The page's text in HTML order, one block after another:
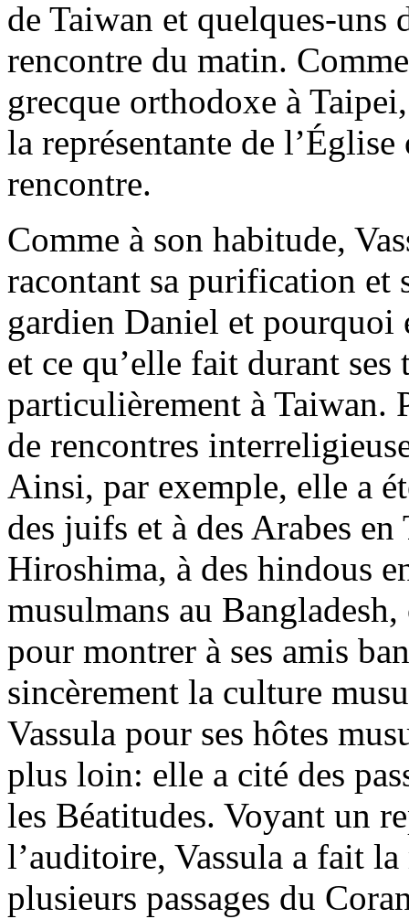
de Taiwan et quelques-uns
rencontre du matin.
grecque orthodoxe à
la représentante de
rencontre.
Comme à son habitude,
racontant sa purification et
gardien Daniel et pourquoi
et ce qu’elle fait durant
particulièrement à Taiwan.
de rencontres
Ainsi, par exemple, elle a
des juifs et à des Arabes
Hiroshima, à des hindous
musulmans au
pour montrer à ses amis
sincèrement la culture
Vassula pour ses hôtes
plus loin: elle a cité des
les Béatitudes. Voyant un
l’auditoire, Vassula a fait
plusieurs passages du